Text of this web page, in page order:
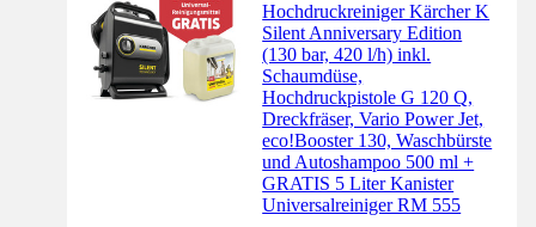
Hochdruckreiniger Kärcher K
Silent Anniversary Edition
(130 bar, 420 l/h) inkl.
Schaumdüse,
Hochdruckpistole G 120 Q,
Dreckfräser, Vario Power Jet,
eco!Booster 130, Waschbürste
und Autoshampoo 500 ml +
GRATIS 5 Liter Kanister
Universalreiniger RM 555